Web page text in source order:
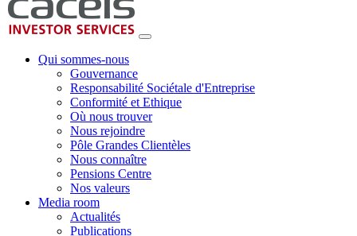
Qui sommes-nous
Gouvernance
Responsabilité Sociétale d'Entreprise
Conformité et Ethique
Où nous trouver
Nous rejoindre
Pôle Grandes Clientèles
Nous connaître
Pensions Centre
Nos valeurs
Media room
Actualités
Publications